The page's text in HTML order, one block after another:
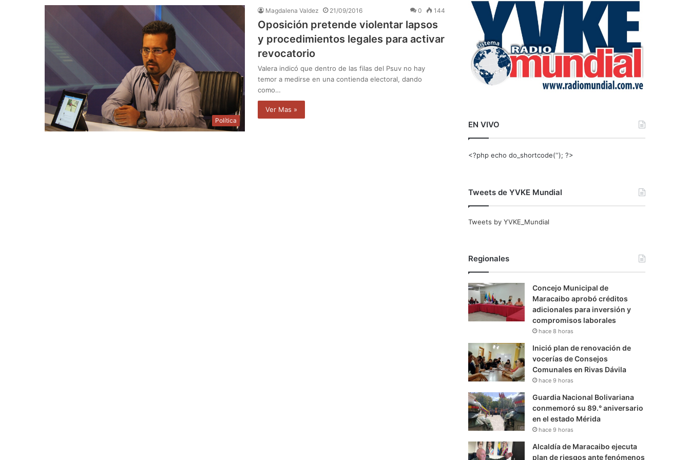
Política
Magdalena Valdez 21/09/2016 0 144
Oposición pretende violentar lapsos
y procedimientos legales para activar
revocatorio
Valera indicó que dentro de las filas del Psuv no hay
temor a medirse en una contienda electoral, dando
como…
Ver Mas »
r
EN VIVO
<?php echo do_shortcode(‘‘); ?>
Tweets de YVKE Mundial
Tweets by YVKE_Mundial
Regionales
Concejo Municipal de
Maracaibo aprobó créditos
adicionales para inversión y
compromisos laborales
hace 8 horas
Inició plan de renovación de
vocerías de Consejos
Comunales en Rivas Dávila
hace 9 horas
Guardia Nacional Bolivariana
conmemoró su 89.° aniversario
en el estado Mérida
hace 9 horas
Alcaldía de Maracaibo ejecuta
plan de riesgos ante fenómenos